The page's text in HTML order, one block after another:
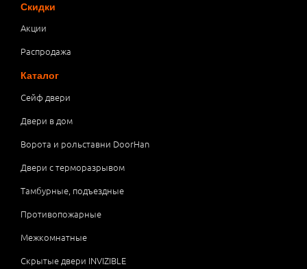
Скидки
Акции
Распродажа
Каталог
Сейф двери
Двери в дом
Ворота и рольставни DoorHan
Двери с терморазрывом
Тамбурные, подъездные
Противопожарные
Межкомнатные
Скрытые двери INVIZIBLE